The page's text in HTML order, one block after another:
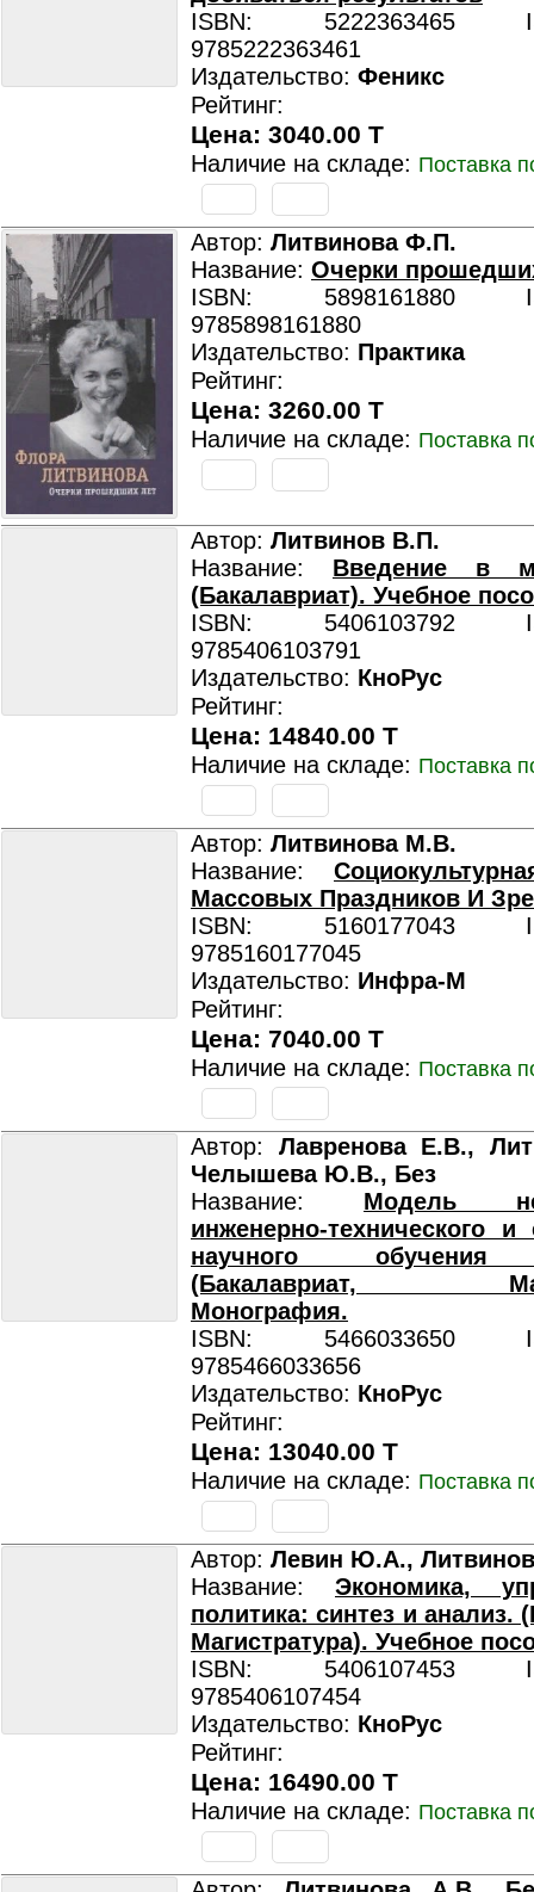
ISBN: 5222363465
9785222363461
Издательство: Феникс
Рейтинг:
Цена: 3040.00 T
Наличие на складе: Поставка
Автор: Литвинова Ф.П.
Название: Очерки
ISBN: 5898161880
9785898161880
Издательство: Практика
Рейтинг:
Цена: 3260.00 T
Наличие на складе: Поставка
Автор: Литвинов В.П.
Название: Введение в
(Бакалавриат). Учебное
ISBN: 5406103792
9785406103791
Издательство: КноРус
Рейтинг:
Цена: 14840.00 T
Наличие на складе: Поставка
Автор: Литвинова М.В.
Название:
Массовых Праздников И
ISBN: 5160177043
9785160177045
Издательство: Инфра-М
Рейтинг:
Цена: 7040.00 T
Наличие на складе: Поставка
Автор: Лавренова Е.В.,
Челышева Ю.В., Без
Название: Модель
инженерно-технического и
научного обучения
(Бакалавриат,
Монография.
ISBN: 5466033650
9785466033656
Издательство: КноРус
Рейтинг:
Цена: 13040.00 T
Наличие на складе: Поставка
Автор: Левин Ю.А.,
Название: Экономика,
политика: синтез и анализ.
Магистратура). Учебное
ISBN: 5406107453
9785406107454
Издательство: КноРус
Рейтинг:
Цена: 16490.00 T
Наличие на складе: Поставка